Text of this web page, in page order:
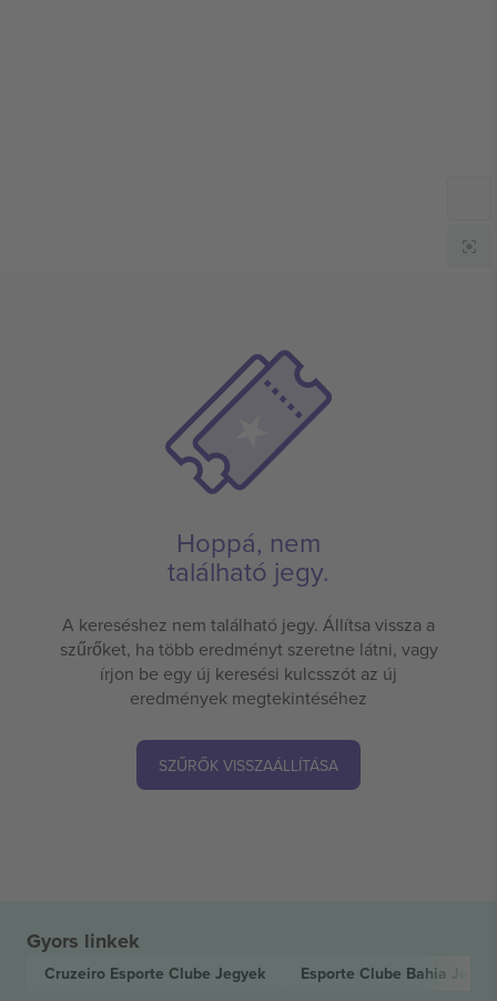
Hoppá, nem
található jegy.
A kereséshez nem található jegy. Állítsa vissza a
szűrőket, ha több eredményt szeretne látni, vagy
írjon be egy új keresési kulcsszót az új
eredmények megtekintéséhez
SZŰRŐK VISSZAÁLLÍTÁSA
Gyors linkek
Cruzeiro Esporte Clube Jegyek Esporte Clube Bahia